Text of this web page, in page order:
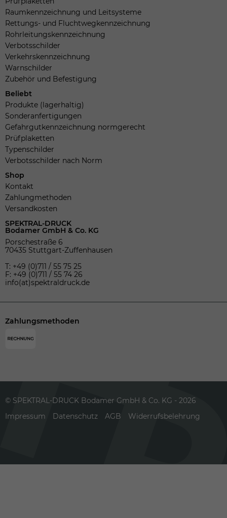
Raumkennzeichnung und Leitsysteme
Rettungs- und Fluchtwegkennzeichnung
Rohrleitungskennzeichnung
Verbotsschilder
Verkehrskennzeichnung
Warnschilder
Zubehör und Befestigung
Beliebt
Produkte (lagerhaltig)
Sonderanfertigungen
Gefahrgutkennzeichnung normgerecht
Prüfplaketten
Typenschilder
Verbotsschilder nach Norm
Shop
Kontakt
Zahlungmethoden
Versandkosten
SPEKTRAL-DRUCK
Bodamer GmbH & Co. KG
Porschestraße 6
70435 Stuttgart-Zuffenhausen
T: +49 (0)711 / 55 75 25
F: +49 (0)711 / 55 74 26
info(at)spektraldruck.de
Zahlungsmethoden
© SPEKTRAL-DRUCK Bodamer GmbH & Co. KG - 2026
Impressum
Datenschutz AGB Widerrufsbelehrung